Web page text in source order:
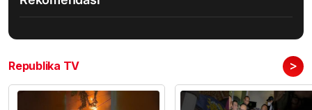
Republika TV >